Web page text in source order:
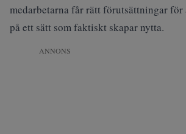
medarbetarna får rätt förutsättningar för
på ett sätt som faktiskt skapar nytta.
ANNONS